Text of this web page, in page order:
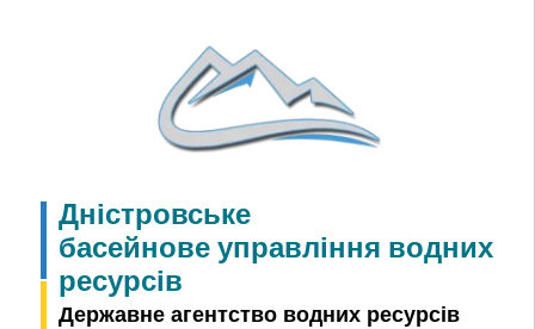
Дністровське
басейнове управління водних
ресурсів
Державне агентство водних ресурсів